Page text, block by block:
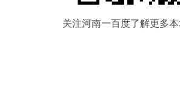
关注河南一百度了解更多